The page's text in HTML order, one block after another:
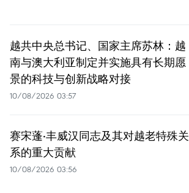
越共中央总书记、国家主席苏林：越
南与澳大利亚制定并实施具有长期愿
景的科技与创新战略对接
10/08/2026 03:57
赛宋蓬·丰威汉同志及其对越老特殊关
系的重大贡献
10/08/2026 03:56